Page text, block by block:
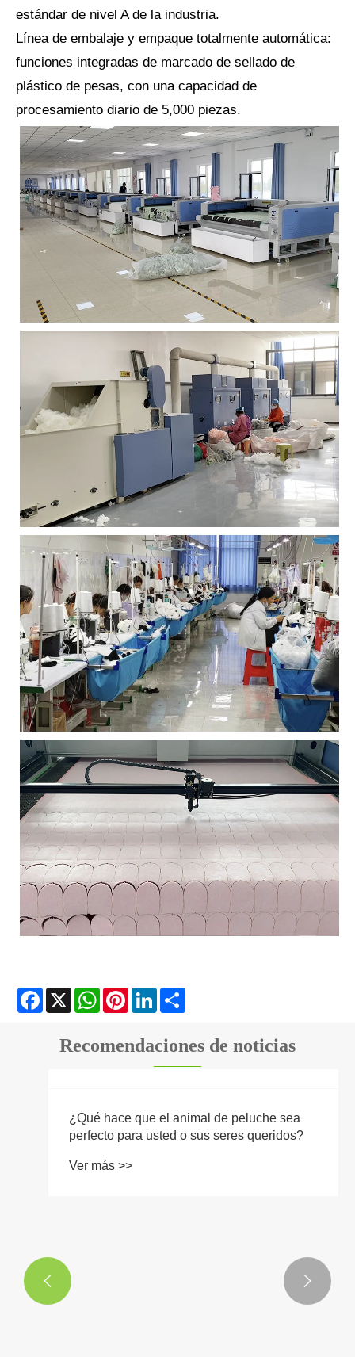
estándar de nivel A de la industria.
Línea de embalaje y empaque totalmente automática:
funciones integradas de marcado de sellado de
plástico de pesas, con una capacidad de
procesamiento diario de 5,000 piezas.
Facebook
X WhatsApp
PinterestLinkedIn
Recomendaciones de noticias
 